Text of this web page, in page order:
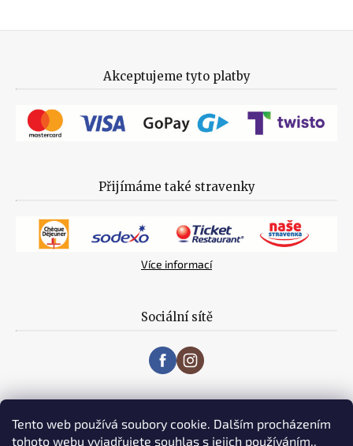
Tento web používá soubory cookie. Dalším procházením
tohoto webu vyjadřujete souhlas s jejich používáním..
Akceptujeme tyto platby
Přijímáme také stravenky
Více informací
Sociální sítě